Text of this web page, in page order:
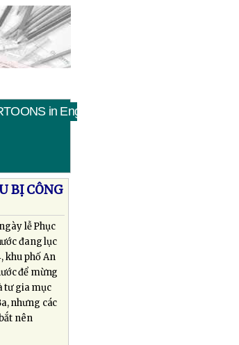
in English
BỊ CÔNG
lễ Phục
đang lục
khu phố An
để mừng
tư gia mục
nhưng các
nên